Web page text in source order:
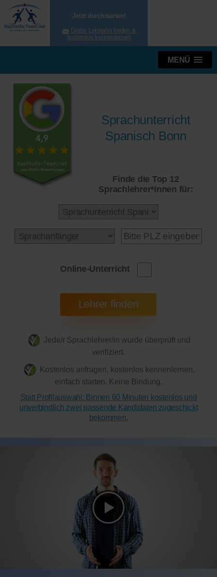
Jetzt durchstarten!
Gratis Lehrer/in finden &
kostenlos kennenlernen
MENÜ
Sprachunterricht
Spanisch Bonn
Finde die Top 12
Sprachlehrer*innen für:
Online-Unterricht
Jede/r Sprachlehrer/in wurde überprüft und
verifiziert.
Kostenlos anfragen, kostenlos kennenlernen,
einfach starten. Keine Bindung.
Statt Profilauswahl: Binnen 60 Minuten kostenlos und
unverbindlich zwei passende Kandidaten zugeschickt
bekommen.